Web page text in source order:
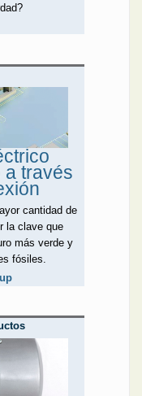
a través
cantidad de
la clave que
más verde y
fósiles.